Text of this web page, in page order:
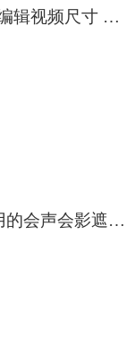
数有起始帧的0到12帧
开“自定义动作”设
度：0；在12帧的位置
参数修改为：
会声会影怎么编辑视频尺寸 会声会影编辑视频画面大小方法
650款漂亮实用的会声会影遮罩素材